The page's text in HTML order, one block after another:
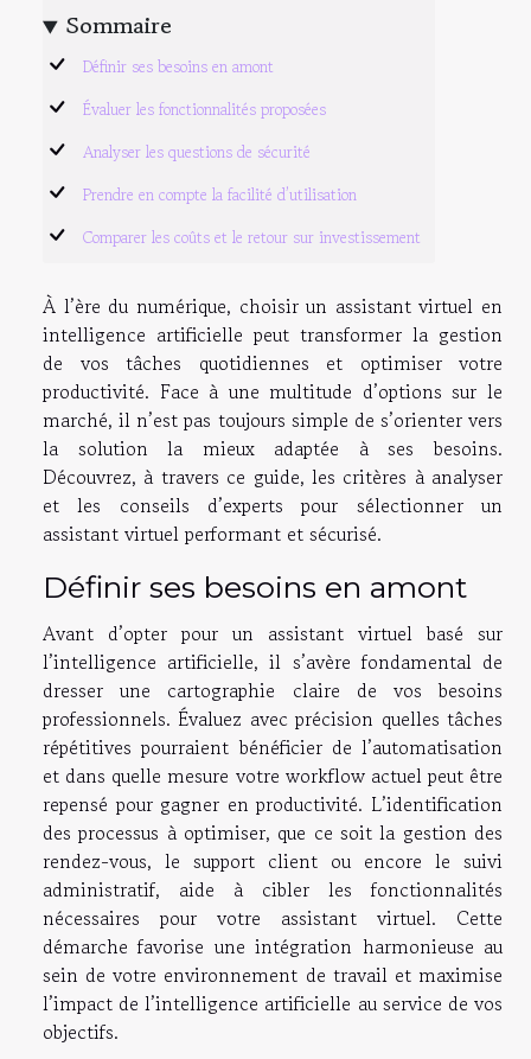
Sommaire
Définir ses besoins en amont
Évaluer les fonctionnalités proposées
Analyser les questions de sécurité
Prendre en compte la facilité d’utilisation
Comparer les coûts et le retour sur investissement
À l’ère du numérique, choisir un assistant virtuel en
intelligence artificielle peut transformer la gestion
de vos tâches quotidiennes et optimiser votre
productivité. Face à une multitude d’options sur le
marché, il n’est pas toujours simple de s’orienter vers
la solution la mieux adaptée à ses besoins.
Découvrez, à travers ce guide, les critères à analyser
et les conseils d’experts pour sélectionner un
assistant virtuel performant et sécurisé.
Définir ses besoins en amont
Avant d’opter pour un assistant virtuel basé sur
l’intelligence artificielle, il s’avère fondamental de
dresser une cartographie claire de vos besoins
professionnels. Évaluez avec précision quelles tâches
répétitives pourraient bénéficier de l’automatisation
et dans quelle mesure votre workflow actuel peut être
repensé pour gagner en productivité. L’identification
des processus à optimiser, que ce soit la gestion des
rendez-vous, le support client ou encore le suivi
administratif, aide à cibler les fonctionnalités
nécessaires pour votre assistant virtuel. Cette
démarche favorise une intégration harmonieuse au
sein de votre environnement de travail et maximise
l’impact de l’intelligence artificielle au service de vos
objectifs.